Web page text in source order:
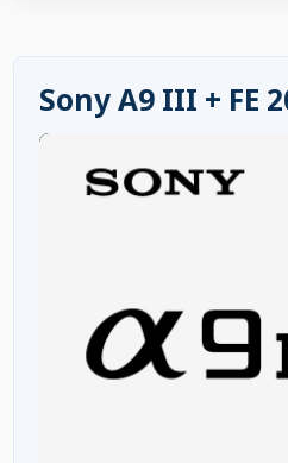
Sony A9 III + FE